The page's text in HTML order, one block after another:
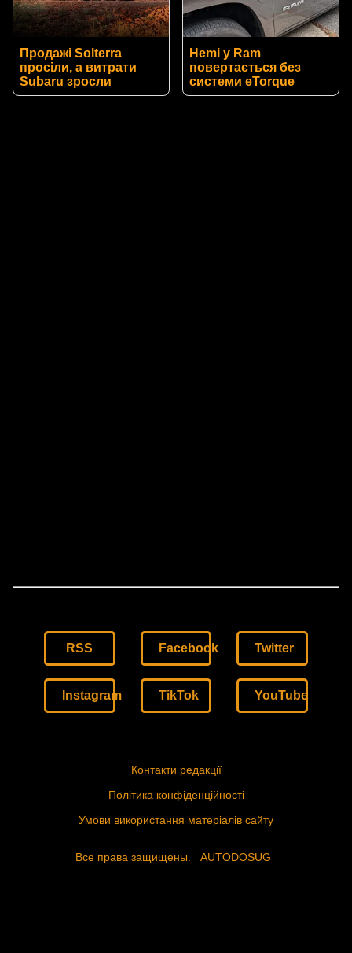
Продажі Solterra
просіли, а витрати
Subaru зросли
Hemi у Ram
повертається без
системи eTorque
RSS Facebook Twitter
Instagram TikTok YouTube
Контакти редакції
Політика конфіденційності
Умови використання матеріалів сайту
Все права защищены. AUTODOSUG